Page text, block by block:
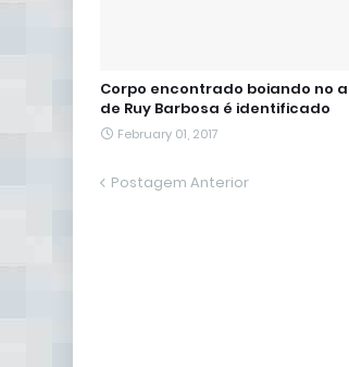
Corpo encontrado boiando no
de Ruy Barbosa é identificado
February 01, 2017
Postagem Anterior